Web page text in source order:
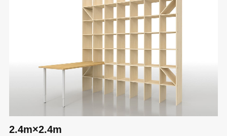
2.4m×2.4m